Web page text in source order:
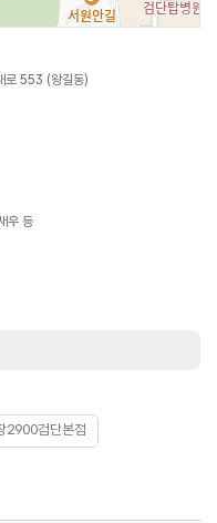
로 553 (왕길동)
우 등
2900검단본점